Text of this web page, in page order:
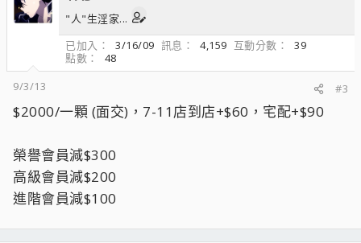
"人"生淫家...
已加入
3/16/09 訊息 4,159 互動分數
39
點數
48
9/3/13
#3
$2000/一顆 (面交)，7-11店到店+$60，宅配+$90
榮譽會員減$300
高級會員減$200
進階會員減$100